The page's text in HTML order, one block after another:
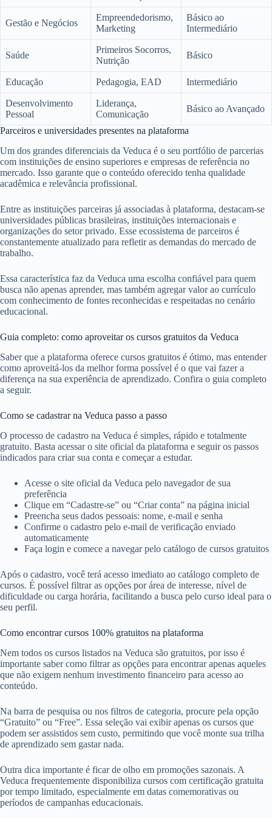
Gestão e Negócios
Empreendedorismo,
Marketing
Básico ao
Intermediário
Saúde
Primeiros Socorros,
Nutrição
Básico
Educação Pedagogia, EAD Intermediário
Desenvolvimento
Pessoal
Liderança,
Comunicação
Básico ao Avançado
Parceiros e universidades presentes na plataforma
Um dos grandes diferenciais da Veduca é o seu portfólio de parcerias
com instituições de ensino superiores e empresas de referência no
mercado. Isso garante que o conteúdo oferecido tenha qualidade
acadêmica e relevância profissional.
Entre as instituições parceiras já associadas à plataforma, destacam-se
universidades públicas brasileiras, instituições internacionais e
organizações do setor privado. Esse ecossistema de parceiros é
constantemente atualizado para refletir as demandas do mercado de
trabalho.
Essa característica faz da Veduca uma escolha confiável para quem
busca não apenas aprender, mas também agregar valor ao currículo
com conhecimento de fontes reconhecidas e respeitadas no cenário
educacional.
Guia completo: como aproveitar os cursos gratuitos da Veduca
Saber que a plataforma oferece cursos gratuitos é ótimo, mas entender
como aproveitá-los da melhor forma possível é o que vai fazer a
diferença na sua experiência de aprendizado. Confira o guia completo
a seguir.
Como se cadastrar na Veduca passo a passo
O processo de cadastro na Veduca é simples, rápido e totalmente
gratuito. Basta acessar o site oficial da plataforma e seguir os passos
indicados para criar sua conta e começar a estudar.
Acesse o site oficial da Veduca pelo navegador de sua
preferência
Clique em “Cadastre-se” ou “Criar conta” na página inicial
Preencha seus dados pessoais: nome, e-mail e senha
Confirme o cadastro pelo e-mail de verificação enviado
automaticamente
Faça login e comece a navegar pelo catálogo de cursos gratuitos
Após o cadastro, você terá acesso imediato ao catálogo completo de
cursos. É possível filtrar as opções por área de interesse, nível de
dificuldade ou carga horária, facilitando a busca pelo curso ideal para o
seu perfil.
Como encontrar cursos 100% gratuitos na plataforma
Nem todos os cursos listados na Veduca são gratuitos, por isso é
importante saber como filtrar as opções para encontrar apenas aqueles
que não exigem nenhum investimento financeiro para acesso ao
conteúdo.
Na barra de pesquisa ou nos filtros de categoria, procure pela opção
“Gratuito” ou “Free”. Essa seleção vai exibir apenas os cursos que
podem ser assistidos sem custo, permitindo que você monte sua trilha
de aprendizado sem gastar nada.
Outra dica importante é ficar de olho em promoções sazonais. A
Veduca frequentemente disponibiliza cursos com certificação gratuita
por tempo limitado, especialmente em datas comemorativas ou
períodos de campanhas educacionais.